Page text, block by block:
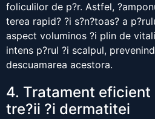
foliculilor de p?r. Astfel,
terea rapid? ?i s?n?toas? a
aspect voluminos ?i plin de
intens p?rul ?i scalpul,
descuamarea acestora.
4. Tratament eficient
tre?ii ?i dermatitei